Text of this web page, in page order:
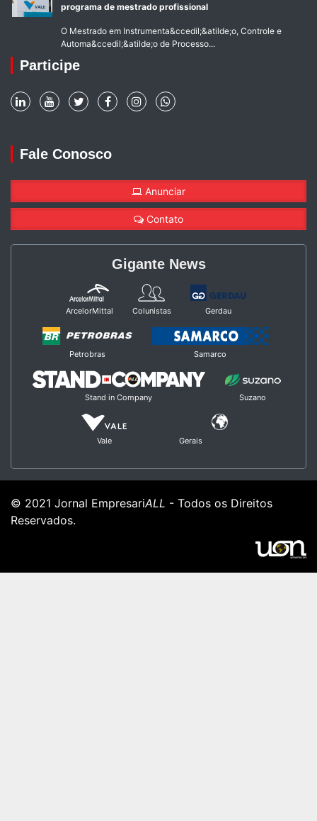
programa de mestrado profissional
O Mestrado em Instrumenta&ccedil;&atilde;o, Controle e
Automa&ccedil;&atilde;o de Processo...
Participe
Fale Conosco
Anunciar
Contato
Gigante News
ArcelorMittal Colunistas Gerdau
Petrobras Samarco
Stand in Company Suzano
Vale Gerais
© 2021 Jornal EmpresariALL - Todos os Direitos
Reservados.